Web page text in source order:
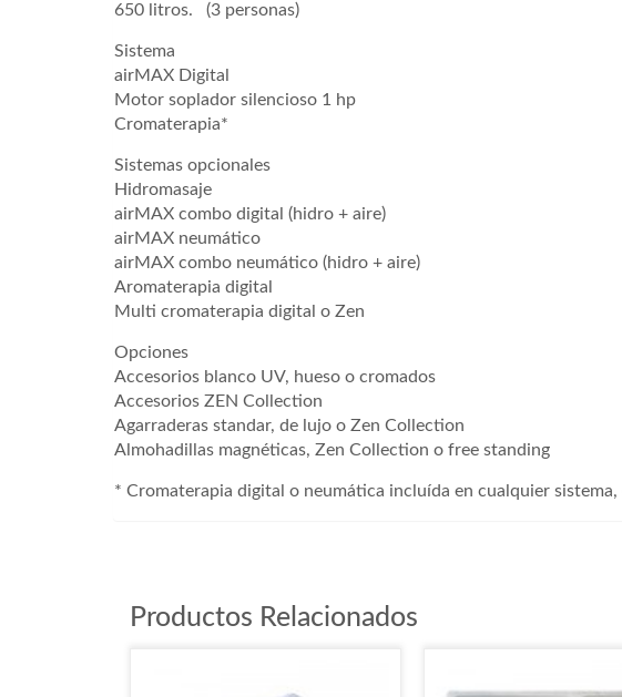
650 litros. (3 personas)
Sistema
airMAX Digital
Motor soplador silencioso 1 hp
Cromaterapia*
Sistemas opcionales
Hidromasaje
airMAX combo digital (hidro + aire)
airMAX neumático
airMAX combo neumático (hidro + aire)
Aromaterapia digital
Multi cromaterapia digital o Zen
Opciones
Accesorios blanco UV, hueso o cromados
Accesorios ZEN Collection
Agarraderas standar, de lujo o Zen Collection
Almohadillas magnéticas, Zen Collection o free standing
* Cromaterapia digital o neumática incluída en cualquier
Productos Relacionados